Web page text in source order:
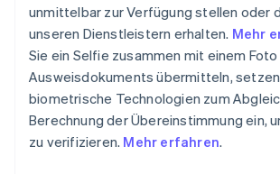
unmittelbar zur Verfügung stellen oder
unseren Dienstleistern erhalten. Mehr
Sie ein Selfie zusammen mit einem Foto
Ausweisdokuments übermitteln,
biometrische Technologien zum
Berechnung der Übereinstimmung ein,
zu verifizieren. Mehr erfahren.